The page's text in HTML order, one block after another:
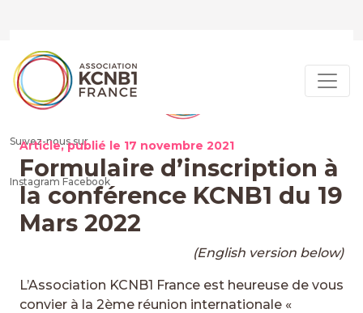
Suivez-nous sur
Instagram Facebook
Article, publié le 17 novembre 2021
Formulaire d’inscription à
la conférence KCNB1 du 19
Mars 2022
(English version below)
L’Association KCNB1 France est heureuse de vous
convier à la 2ème réunion internationale «